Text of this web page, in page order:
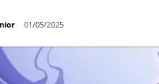
01/05/2025